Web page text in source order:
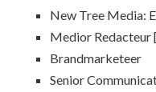
New Tree Media:
Medior Redacteur
Brandmarketeer
Senior